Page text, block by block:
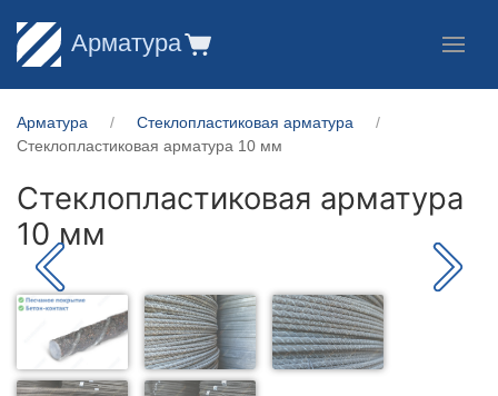
Арматура
Арматура
Стеклопластиковая арматура
Стеклопластиковая арматура 10 мм
Стеклопластиковая арматура
10 мм